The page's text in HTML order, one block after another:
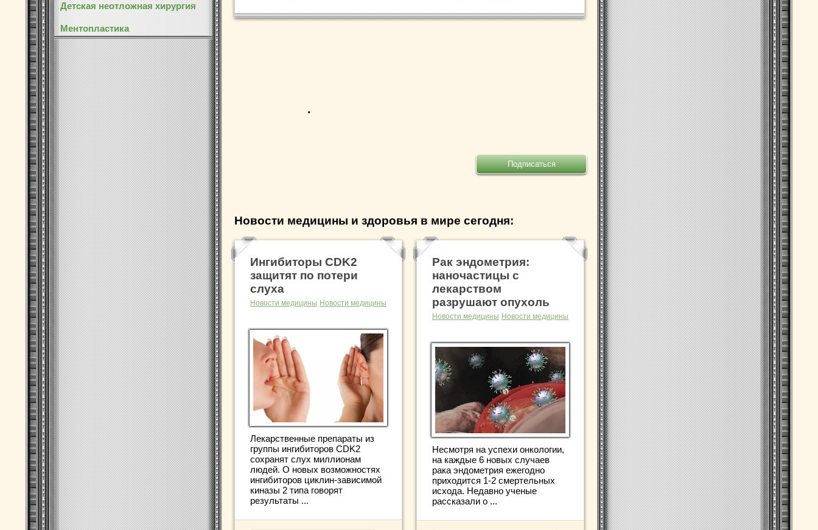
Детская неотложная хирургия
Ментопластика
.
Новости медицины и здоровья в мире сегодня:
Ингибиторы CDK2
защитят по потери
слуха
Новости медицины Новости медицины
Лекарственные препараты из
группы ингибиторов CDK2
сохранят слух миллионам
людей. О новых возможностях
ингибиторов циклин-зависимой
киназы 2 типа говорят
результаты ...
Рак эндометрия:
наночастицы с
лекарством
разрушают опухоль
Новости медицины Новости медицины
Несмотря на успехи онкологии,
на каждые 6 новых случаев
рака эндометрия ежегодно
приходится 1-2 смертельных
исхода. Недавно ученые
рассказали о ...